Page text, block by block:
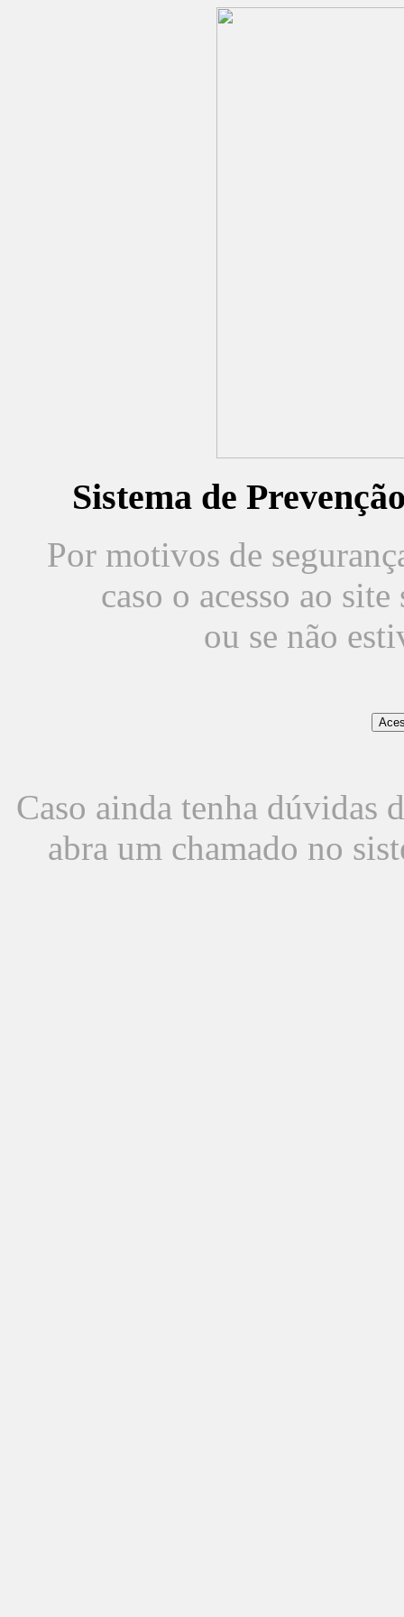
Sistema de
Por motivos de
caso o acesso ao
ou se não
Caso ainda tenha dúvidas
abra um chamado no